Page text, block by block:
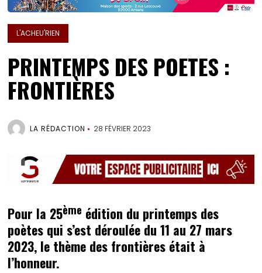
L'ACHEU'RIEN
PRINTEMPS DES POETES :
FRONTIÈRES
LA RÉDACTION 28 FÉVRIER 2023
Pour la 25ème édition du printemps des
poètes qui s’est déroulée du 11 au 27 mars
2023, le thème des frontières était à
l’honneur.